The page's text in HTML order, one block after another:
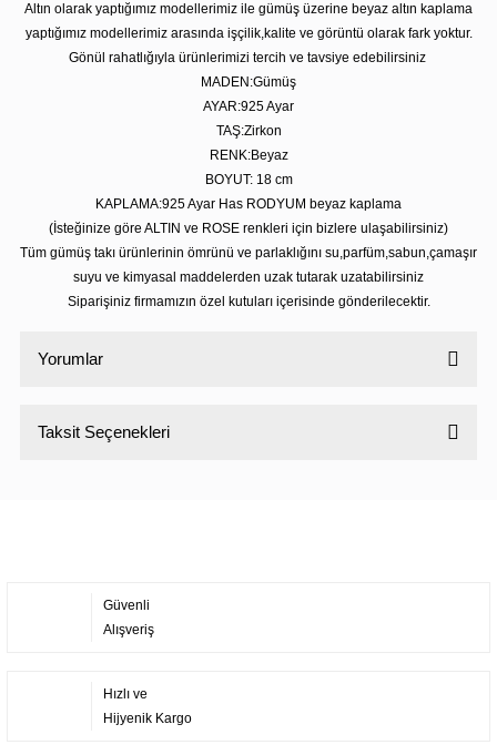
Altın olarak yaptığımız modellerimiz ile gümüş üzerine beyaz altın kaplama
yaptığımız modellerimiz arasında işçilik,kalite ve görüntü olarak fark yoktur.
Gönül rahatlığıyla ürünlerimizi tercih ve tavsiye edebilirsiniz
MADEN:Gümüş
AYAR:925 Ayar
TAŞ:Zirkon
RENK:Beyaz
BOYUT: 18 cm
KAPLAMA:925 Ayar Has RODYUM beyaz kaplama
(İsteğinize göre ALTIN ve ROSE renkleri için bizlere ulaşabilirsiniz)
Tüm gümüş takı ürünlerinin ömrünü ve parlaklığını su,parfüm,sabun,çamaşır
suyu ve kimyasal maddelerden uzak tutarak uzatabilirsiniz
Siparişiniz firmamızın özel kutuları içerisinde gönderilecektir.
Yorumlar
Taksit Seçenekleri
Güvenli
Alışveriş
Hızlı ve
Hijyenik Kargo